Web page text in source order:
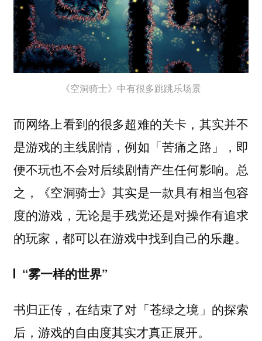
《空洞骑士》中有很多跳跳乐场景
而网络上看到的很多超难的关卡，其实并不
是游戏的主线剧情，例如「苦痛之路」，即
便不玩也不会对后续剧情产生任何影响。总
之，《空洞骑士》其实是一款具有相当包容
度的游戏， 无论是手残党还是对操作有追求
的玩家，都可以在游戏中找到自己的乐趣。
“雾一样的世界”
书归正传，在结束了对「苍绿之境」的探索
后，游戏的自由度其实才真正展开。